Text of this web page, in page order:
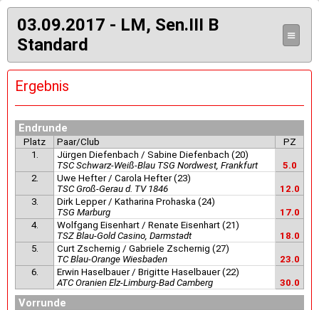
03.09.2017 - LM, Sen.III B
Standard
≡
Ergebnis
Endrunde
Platz Paar/Club
PZ
1.
Jürgen Diefenbach / Sabine Diefenbach (20)
TSC Schwarz-Weiß-Blau TSG Nordwest, Frankfurt
5.0
2.
Uwe Hefter / Carola Hefter (23)
TSC Groß-Gerau d. TV 1846
12.0
3.
Dirk Lepper / Katharina Prohaska (24)
TSG Marburg
17.0
4.
Wolfgang Eisenhart / Renate Eisenhart (21)
TSZ Blau-Gold Casino, Darmstadt
18.0
5.
Curt Zschernig / Gabriele Zschernig (27)
TC Blau-Orange Wiesbaden
23.0
6.
Erwin Haselbauer / Brigitte Haselbauer (22)
ATC Oranien Elz-Limburg-Bad Camberg
30.0
Vorrunde